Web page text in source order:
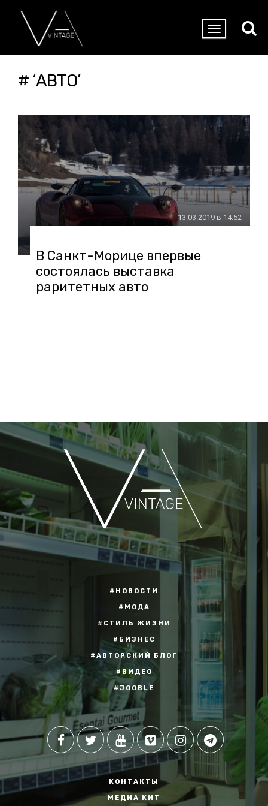
# ‘АВТО’
13.03.2019 в 14:52
В Санкт-Морице впервые
состоялась выставка
раритетных авто
#НОВОСТИ
#МОДА
#СТИЛЬ ЖИЗНИ
#БИЗНЕС
#АВТОРСКИЙ БЛОГ
#ВИДЕО
#JOOBLE
КОНТАКТЫ
МЕДИА КИТ